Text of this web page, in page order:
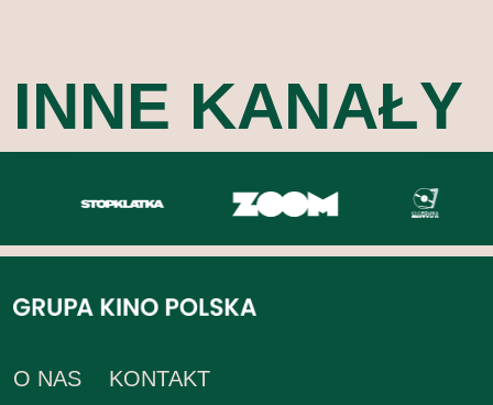
INNE KANAŁY
O NAS KONTAKT